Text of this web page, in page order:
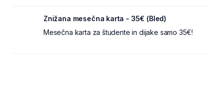
Znižana mesečna karta - 35€ (Bled)
Mesečna karta za študente in dijake samo 35€!